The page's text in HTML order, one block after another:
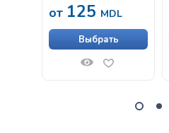
cu miel și curcan
cu digestie sensibilă
от 125 MDL
Выбрать